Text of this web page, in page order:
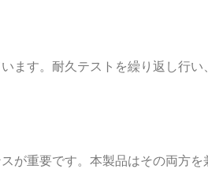
ます。耐久テストを繰り返し行
が重要です。本製品はその両方